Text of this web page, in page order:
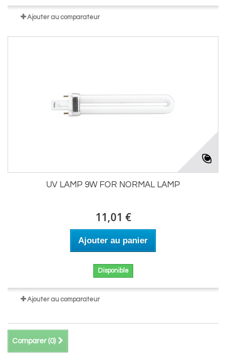
Ajouter au comparateur
UV LAMP 9W FOR NORMAL LAMP
11,01 €
Ajouter au panier
Disponible
Ajouter au comparateur
Comparer (0)